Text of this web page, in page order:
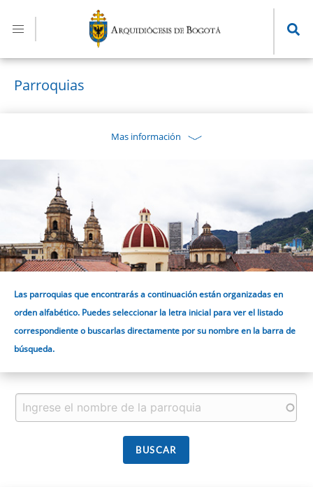
contenido
principal
Parroquias
Mas información
Las parroquias que encontrarás a continuación están organizadas en
orden alfabético. Puedes seleccionar la letra inicial para ver el listado
correspondiente o buscarlas directamente por su nombre en la barra de
búsqueda.